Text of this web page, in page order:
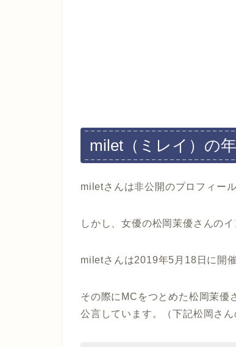
milet（ミレイ）の
miletさんは非公開のプロフィー
しかし、女優の松岡茉優さんの
miletさんは2019年5月18日に開催
その際にMCをつとめた松岡茉優
公言しています。（下記松岡さん